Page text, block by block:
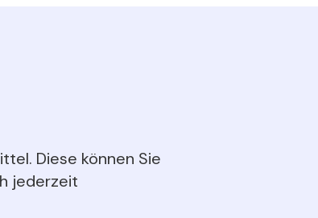
Diese können Sie
jederzeit